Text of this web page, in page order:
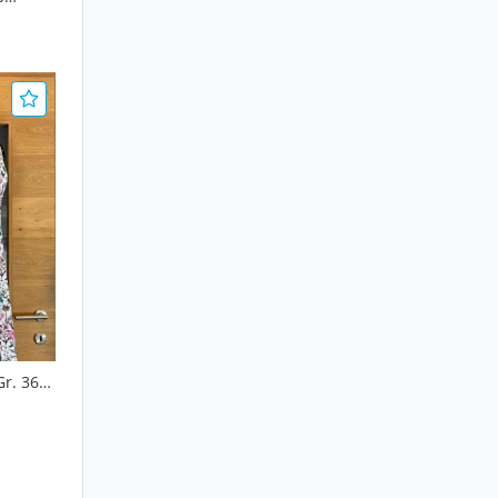
36